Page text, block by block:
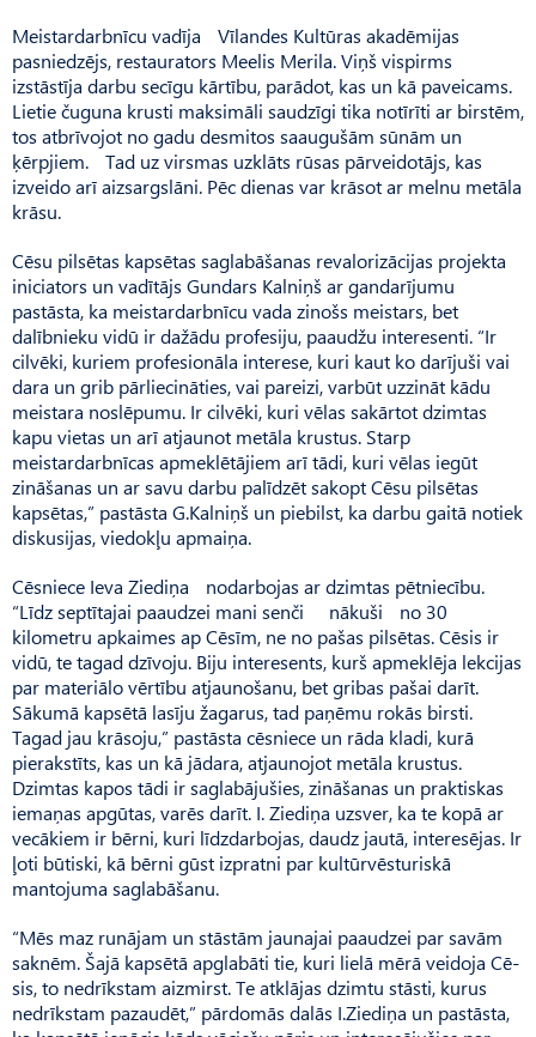
Meistardarbnīcu vadīja Vīlandes Kultūras akadēmijas
pasniedzējs, restaurators Meelis Merila. Viņš vispirms
izstāstīja darbu secīgu kārtību, parādot, kas un kā paveicams.
Lietie čuguna krusti maksimāli saudzīgi tika notīrīti ar birstēm,
tos atbrīvojot no gadu desmitos saaugušām sūnām un
ķērpjiem. Tad uz virsmas uzklāts rūsas pārveidotājs, kas
izveido arī aizsargslāni. Pēc dienas var krāsot ar melnu metāla
krāsu.
Cēsu pilsētas kapsētas saglabāšanas revalorizācijas projekta
iniciators un vadītājs Gundars Kalniņš ar gandarījumu
pastāsta, ka meistardarbnīcu vada zinošs meistars, bet
dalībnieku vidū ir dažādu profesiju, paaudžu interesenti. “Ir
cilvēki, kuriem profesionāla interese, kuri kaut ko darījuši vai
dara un grib pārliecināties, vai pareizi, varbūt uzzināt kādu
meistara noslēpumu. Ir cilvēki, kuri vēlas sakārtot dzimtas
kapu vietas un arī atjaunot metāla krustus. Starp
meistardarbnīcas apmeklētājiem arī tādi, kuri vēlas iegūt
zināšanas un ar savu darbu palīdzēt sakopt Cēsu pilsētas
kapsētas,” pastāsta G.Kalniņš un piebilst, ka darbu gaitā notiek
diskusijas, viedokļu apmaiņa.
Cēsniece Ieva Ziediņa nodarbojas ar dzimtas pētniecību.
“Līdz septītajai paaudzei mani senči nākuši no 30
kilometru apkaimes ap Cēsīm, ne no pašas pilsētas. Cēsis ir
vidū, te tagad dzīvoju. Biju interesents, kurš apmeklēja lekcijas
par materiālo vērtību atjaunošanu, bet gribas pašai darīt.
Sākumā kapsētā lasīju žagarus, tad paņēmu rokās birsti.
Tagad jau krāsoju,” pastāsta cēsniece un rāda kladi, kurā
pierakstīts, kas un kā jādara, atjaunojot metāla krustus.
Dzimtas kapos tādi ir saglabājušies, zināšanas un praktiskas
iemaņas apgūtas, varēs darīt. I. Ziediņa uzsver, ka te kopā ar
vecākiem ir bērni, kuri līdzdarbojas, daudz jautā, interesējas. Ir
ļoti būtiski, kā bērni gūst izpratni par kultūrvēsturiskā
mantojuma saglabāšanu.
“Mēs maz runājam un stāstām jaunajai paaudzei par savām
saknēm. Šajā kapsētā apglabāti tie, kuri lielā mērā veidoja Cē­
sis, to nedrīkstam aizmirst. Te atklājas dzimtu stāsti, kurus
nedrīkstam pazaudēt,” pārdomās dalās I.Ziediņa un pastāsta,